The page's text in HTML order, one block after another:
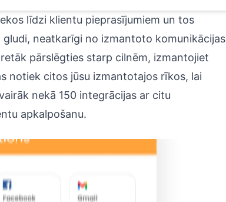
līdzi klientu pieprasījumiem un tos
neatkarīgi no izmantoto komunikācijas
pārslēgties starp cilnēm, izmantojiet
notiek citos jūsu izmantotajos rīkos, lai
nekā 150 integrācijas ar citu
apkalpošanu.